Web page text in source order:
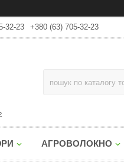
32-23 +380 (63) 705-32-23
АГРОВОЛОКНО